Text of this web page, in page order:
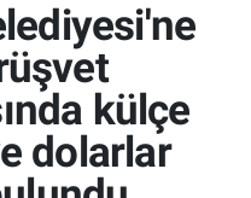
külçe
dolarlar